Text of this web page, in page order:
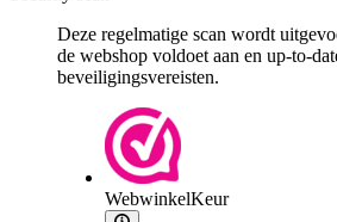
Deze regelmatige scan wordt
de webshop voldoet aan en up-to-
beveiligingsvereisten.
WebwinkelKeur